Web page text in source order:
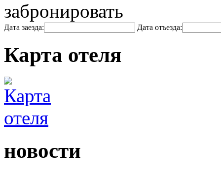
забронировать
Дата заезда: Дата отъезда:
Карта отеля
новости